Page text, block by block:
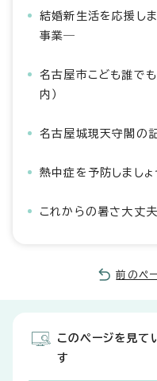
結婚新生活を応援し
事業―
名古屋市こども誰で
内）
名古屋城現天守閣の
熱中症を予防しましょ
これからの暑さ大丈
前のペ
このページを見て
す